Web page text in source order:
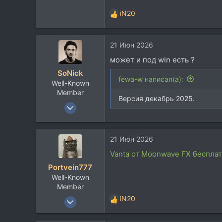
Р
е
к
и
iN20
SoNick
Well-Known
Member
22 Сен 2004
10.258
21 Июн 2026
может и под win есть ?
fewa-w написал(а):
Версия декабрь 2025.
Portvein777
Well-Known
Member
18 Июл 2025
78
21 Июн 2026
Vanta от Moonwave FX
Р
е
iN20